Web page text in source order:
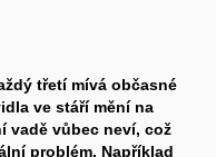
třetí mívá občasné
ve stáří mění na
vadě vůbec neví, což
problém. Například